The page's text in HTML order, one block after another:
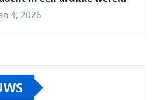
4, 2026